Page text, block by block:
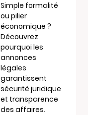
Simple formalité
ou pilier
économique ?
Découvrez
pourquoi les
annonces
légales
garantissent
sécurité juridique
et transparence
des affaires.